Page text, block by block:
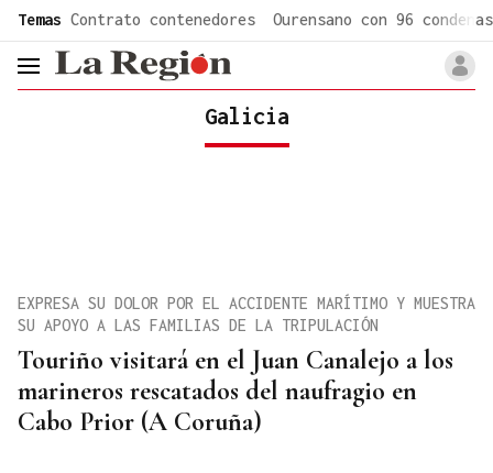
Temas Contrato contenedores Ourensano con 96 condenas
header.menu.open
Galicia
Touriño visitará en el Juan Canalejo a los
marineros rescatados del naufragio en
Cabo Prior (A Coruña)
EXPRESA SU DOLOR POR EL ACCIDENTE MARÍTIMO Y MUESTRA
SU APOYO A LAS FAMILIAS DE LA TRIPULACIÓN